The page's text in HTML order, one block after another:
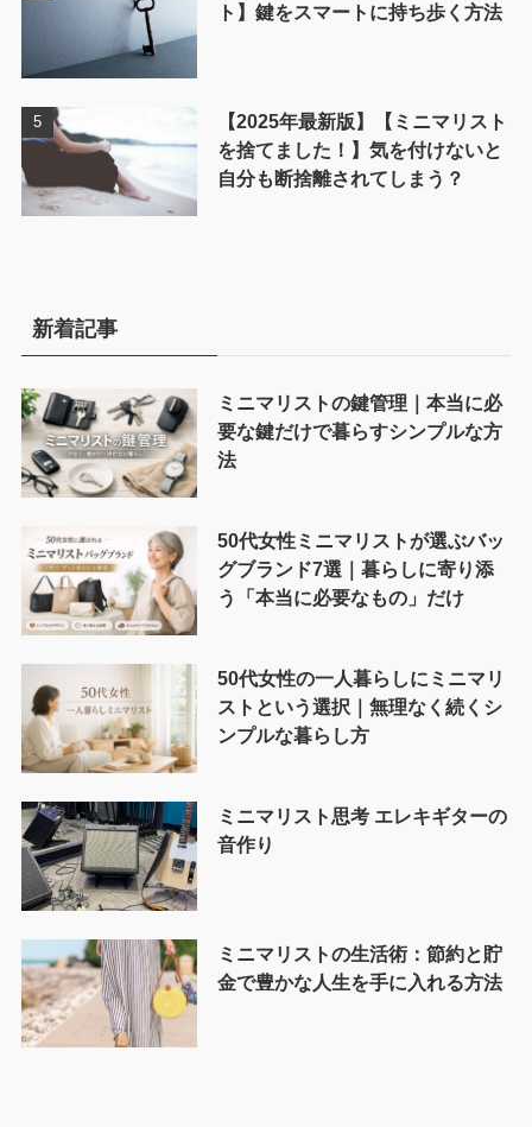
ト】鍵をスマートに持ち歩く方法
【2025年最新版】【ミニマリスト
を捨てました！】気を付けないと
自分も断捨離されてしまう？
新着記事
ミニマリストの鍵管理｜本当に必
要な鍵だけで暮らすシンプルな方
法
50代女性ミニマリストが選ぶバッ
グブランド7選｜暮らしに寄り添
う「本当に必要なもの」だけ
50代女性の一人暮らしにミニマリ
ストという選択｜無理なく続くシ
ンプルな暮らし方
ミニマリスト思考 エレキギターの
音作り
ミニマリストの生活術：節約と貯
金で豊かな人生を手に入れる方法